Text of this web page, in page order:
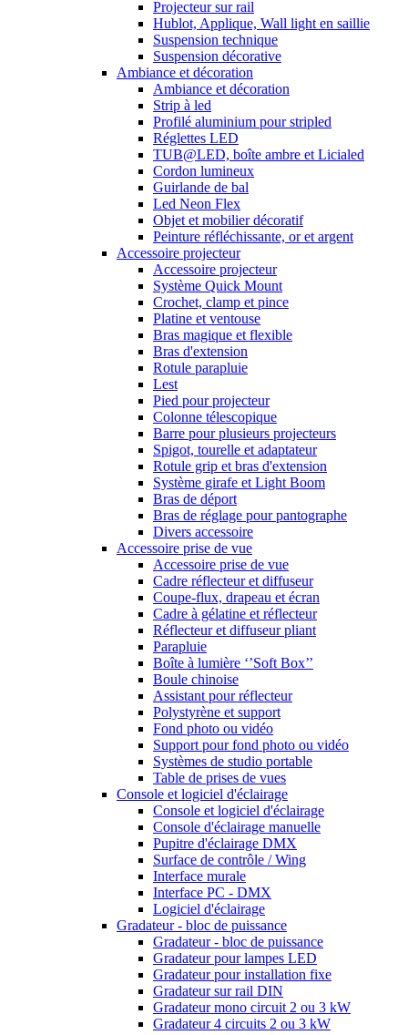
Projecteur sur rail
Hublot, Applique, Wall light en saillie
Suspension technique
Suspension décorative
Ambiance et décoration
Ambiance et décoration
Strip à led
Profilé aluminium pour stripled
Réglettes LED
TUB@LED, boîte ambre et Licialed
Cordon lumineux
Guirlande de bal
Led Neon Flex
Objet et mobilier décoratif
Peinture réfléchissante, or et argent
Accessoire projecteur
Accessoire projecteur
Système Quick Mount
Crochet, clamp et pince
Platine et ventouse
Bras magique et flexible
Bras d'extension
Rotule parapluie
Lest
Pied pour projecteur
Colonne télescopique
Barre pour plusieurs projecteurs
Spigot, tourelle et adaptateur
Rotule grip et bras d'extension
Système girafe et Light Boom
Bras de déport
Bras de réglage pour pantographe
Divers accessoire
Accessoire prise de vue
Accessoire prise de vue
Cadre réflecteur et diffuseur
Coupe-flux, drapeau et écran
Cadre à gélatine et réflecteur
Réflecteur et diffuseur pliant
Parapluie
Boîte à lumière ‘’Soft Box’’
Boule chinoise
Assistant pour réflecteur
Polystyrène et support
Fond photo ou vidéo
Support pour fond photo ou vidéo
Systèmes de studio portable
Table de prises de vues
Console et logiciel d'éclairage
Console et logiciel d'éclairage
Console d'éclairage manuelle
Pupitre d'éclairage DMX
Surface de contrôle / Wing
Interface murale
Interface PC - DMX
Logiciel d'éclairage
Gradateur - bloc de puissance
Gradateur - bloc de puissance
Gradateur pour lampes LED
Gradateur pour installation fixe
Gradateur sur rail DIN
Gradateur mono circuit 2 ou 3 kW
Gradateur 4 circuits 2 ou 3 kW